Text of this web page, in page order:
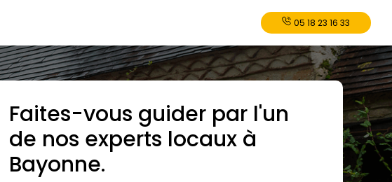
05 18 23 16 33
Faites-vous guider par l'un
de nos experts locaux à
Bayonne.